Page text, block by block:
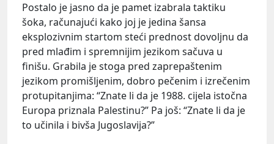
Postalo je jasno da je pamet izabrala taktiku
šoka, računajući kako joj je jedina šansa
eksplozivnim startom steći prednost dovoljnu da
pred mlađim i spremnijim jezikom sačuva u
finišu. Grabila je stoga pred zaprepaštenim
jezikom promišljenim, dobro pečenim i izrečenim
protupitanjima: “Znate li da je 1988. cijela istočna
Europa priznala Palestinu?” Pa još: “Znate li da je
to učinila i bivša Jugoslavija?”